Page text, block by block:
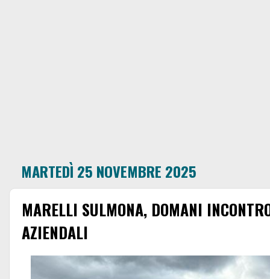
MARTEDÌ 25 NOVEMBRE 2025
MARELLI SULMONA, DOMANI
AZIENDALI